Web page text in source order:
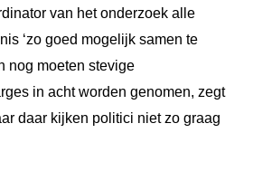
van het onderzoek alle
‘zo goed mogelijk samen te
nog moeten stevige
in acht worden genomen, zegt
daar kijken politici niet zo graag